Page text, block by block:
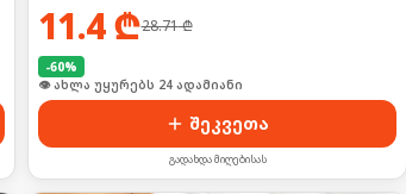
11.4₾28.71₾
-60%
🛒 ბოლო 24სთ-ში იყიდა 37-მა
შეკვეთა
გადახდა მიღებისას